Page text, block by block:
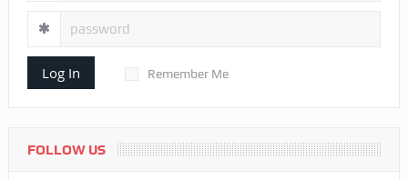
Log In Remember Me
FOLLOW US